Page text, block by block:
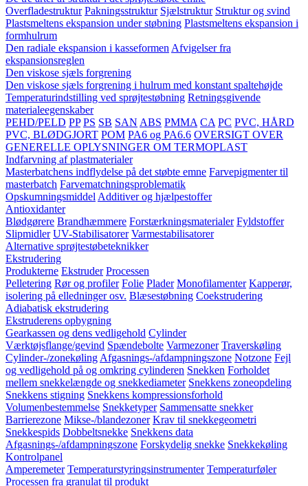
Overfladestruktur Pakningsstruktur Sjælstruktur Struktur og svind
Plastsmeltens ekspansion under støbning Plastsmeltens ekspansion i
formhulrum
Den radiale ekspansion i kasseformen Afvigelser fra
ekspansionsreglen
Den viskose sjæls forgrening
Den viskose sjæls forgrening i hulrum med konstant spaltehøjde
Temperaturindstilling ved sprøjtestøbning Retningsgivende
materialeegenskaber
PEHD/PELD PP PS SB SAN ABS PMMA CA PC PVC, HÅRD
PVC, BLØDGJORT POM PA6 og PA6.6 OVERSIGT OVER
GENERELLE OPLYSNINGER OM TERMOPLAST
Indfarvning af plastmaterialer
Masterbatchens indflydelse på det støbte emne Farvepigmenter til
masterbatch Farvematchningsproblematik
Opskumningsmiddel Additiver og hjælpestoffer
Antioxidanter
Blødgørere Brandhæmmere Forstærkningsmaterialer Fyldstoffer
Slipmidler UV-Stabilisatorer Varmestabilisatorer
Alternative sprøjtestøbeteknikker
Ekstrudering
Produkterne Ekstruder Processen
Pelletering Rør og profiler Folie Plader Monofilamenter Kapperør,
isolering på elledninger osv. Blæsestøbning Coekstrudering
Adiabatisk ekstrudering
Ekstruderens opbygning
Gearkassen og dens vedligehold Cylinder
Værktøjsflange/gevind Spændebolte Varmezoner Traverskøling
Cylinder-/zonekøling Afgasnings-/afdampningszone Notzone Fejl
og vedligehold på og omkring cylinderen Snekken Forholdet
mellem snekkelængde og snekkediameter Snekkens zoneopdeling
Snekkens stigning Snekkens kompressionsforhold
Volumenbestemmelse Snekketyper Sammensatte snekker
Barrierezone Mikse-/blandezoner Krav til snekkegeometri
Snekkespids Dobbeltsnekke Snekkens data
Afgasnings-/afdampningszone Forskydelig snekke Snekkekøling
Kontrolpanel
Amperemeter Temperaturstyringsinstrumenter Temperaturføler
Processen fra granulat til produkt